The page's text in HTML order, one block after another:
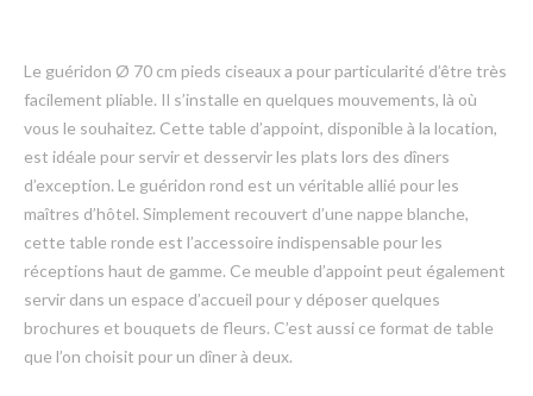
Le guéridon Ø 70 cm pieds ciseaux a pour particularité d’être très
facilement pliable. Il s’installe en quelques mouvements, là où
vous le souhaitez. Cette table d’appoint, disponible à la location,
est idéale pour servir et desservir les plats lors des dîners
d’exception. Le guéridon rond est un véritable allié pour les
maîtres d’hôtel. Simplement recouvert d’une nappe blanche,
cette table ronde est l’accessoire indispensable pour les
réceptions haut de gamme. Ce meuble d’appoint peut également
servir dans un espace d’accueil pour y déposer quelques
brochures et bouquets de fleurs. C’est aussi ce format de table
que l’on choisit pour un dîner à deux.